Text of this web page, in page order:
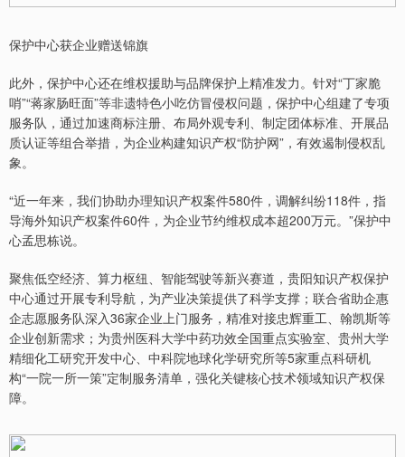
保护中心获企业赠送锦旗
此外，保护中心还在维权援助与品牌保护上精准发力。针对“丁家脆
哨”“蒋家肠旺面”等非遗特色小吃仿冒侵权问题，保护中心组建了专项
服务队，通过加速商标注册、布局外观专利、制定团体标准、开展品
质认证等组合举措，为企业构建知识产权“防护网”，有效遏制侵权乱
象。
“近一年来，我们协助办理知识产权案件580件，调解纠纷118件，指
导海外知识产权案件60件，为企业节约维权成本超200万元。”保护中
心孟思栋说。
聚焦低空经济、算力枢纽、智能驾驶等新兴赛道，贵阳知识产权保护
中心通过开展专利导航，为产业决策提供了科学支撑；联合省助企惠
企志愿服务队深入36家企业上门服务，精准对接忠辉重工、翰凯斯等
企业创新需求；为贵州医科大学中药功效全国重点实验室、贵州大学
精细化工研究开发中心、中科院地球化学研究所等5家重点科研机
构“一院一所一策”定制服务清单，强化关键核心技术领域知识产权保
障。